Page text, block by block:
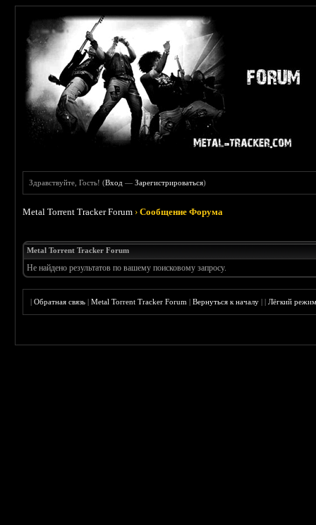
Здравствуйте, Гость! (Вход —Зарегистрироваться)
Metal Torrent Tracker Forum ›Сообщение Форума
Metal Torrent Tracker Forum
Не найдено результатов по вашему поисковому запросу.
|Обратная связь |Metal Torrent Tracker Forum |Вернуться к началу ||Лёгкий